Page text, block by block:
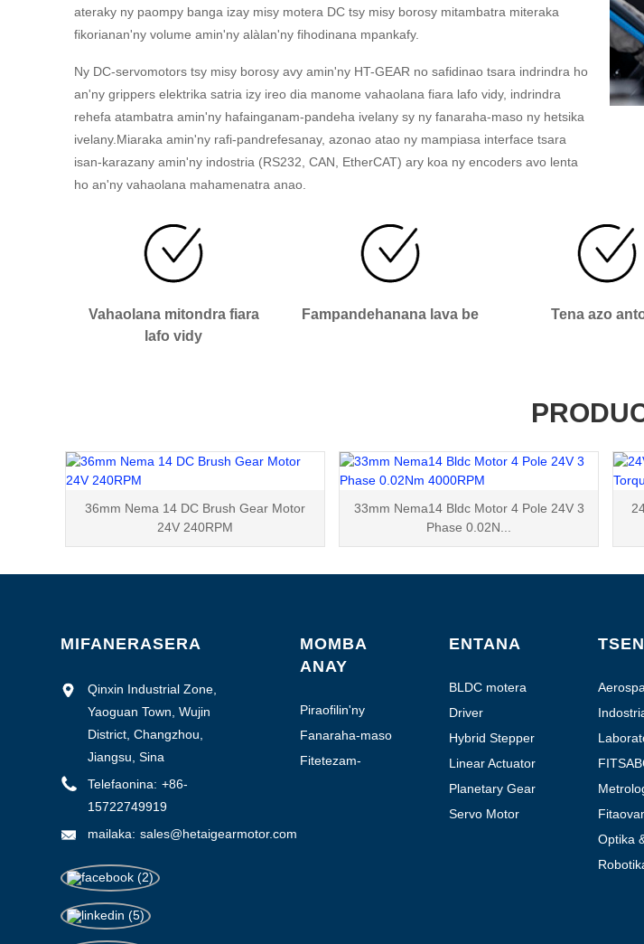
ateraky ny paompy banga izay misy motera DC tsy misy borosy mitambatra miteraka
fikorianan'ny volume amin'ny alàlan'ny fihodinana mpankafy.
Ny DC-servomotors tsy misy borosy avy amin'ny HT-GEAR no safidinao tsara indrindra ho
an'ny grippers elektrika satria izy ireo dia manome vahaolana fiara lafo vidy, indrindra
rehefa atambatra amin'ny hafainganam-pandeha ivelany sy ny fanaraha-maso ny hetsika
ivelany.Miaraka amin'ny rafi-pandrefesanay, azonao atao ny mampiasa interface tsara
isan-karazany amin'ny indostria (RS232, CAN, EtherCAT) ary koa ny encoders avo lenta
ho an'ny vahaolana mahamenatra anao.
Vahaolana mitondra fiara
lafo vidy
Fampandehanana lava be Tena azo
36mm Nema 14 DC Brush Gear Motor
24V 240RPM
33mm Nema14 Bldc Motor 4 Pole 24V 3
Phase 0.02N...
MIFANERASERA
Qinxin Industrial Zone,
Yaoguan Town, Wujin
District, Changzhou,
Jiangsu, Sina
Telefaonina: +86-
15722749919
mailaka: sales@hetaigearmotor.com
MOMBA
ANAY
Piraofilin'ny
orinasa
Fanaraha-maso
kalitao
Fitetezam-
ENTANA
BLDC motera
Driver
Hybrid Stepper
Motor
Linear Actuator
Planetary Gear
Motor
Servo Motor
Aviation
Testing
Optika